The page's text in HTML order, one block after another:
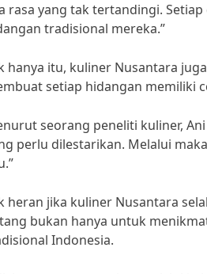
rasa yang tak tertandingi.
tradisional mereka.”
hanya itu, kuliner Nusantara
setiap hidangan memiliki
seorang peneliti kuliner,
perlu dilestarikan. Melalui
heran jika kuliner Nusantara
bukan hanya untuk
Indonesia.